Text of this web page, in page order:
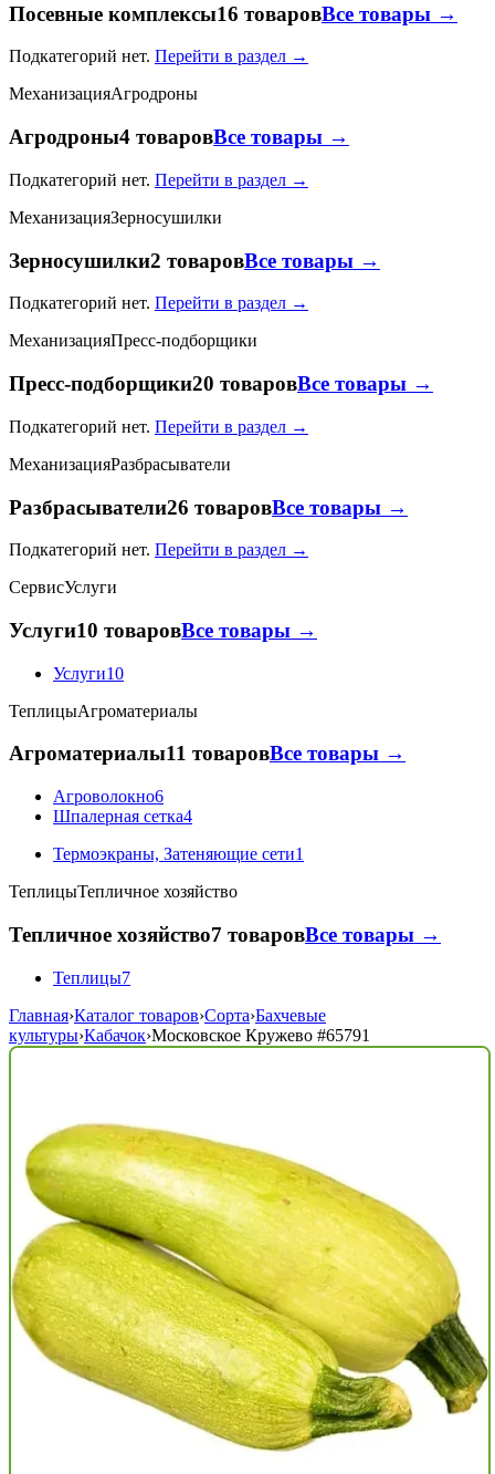
Посевные комплексы16 товаровВсе товары →
Подкатегорий нет. Перейти в раздел →
МеханизацияАгродроны
Агродроны4 товаровВсе товары →
Подкатегорий нет. Перейти в раздел →
МеханизацияЗерносушилки
Зерносушилки2 товаровВсе товары →
Подкатегорий нет. Перейти в раздел →
МеханизацияПресс-подборщики
Пресс-подборщики20 товаровВсе товары →
Подкатегорий нет. Перейти в раздел →
МеханизацияРазбрасыватели
Разбрасыватели26 товаровВсе товары →
Подкатегорий нет. Перейти в раздел →
СервисУслуги
Услуги10 товаровВсе товары →
Услуги10
ТеплицыАгроматериалы
Агроматериалы11 товаровВсе товары →
Агроволокно6
Шпалерная сетка4
Термоэкраны, Затеняющие сети1
ТеплицыТепличное хозяйство
Тепличное хозяйство7 товаровВсе товары →
Теплицы7
Главная›Каталог товаров›Сорта›Бахчевые
культуры›Кабачок›Московское Кружево #65791